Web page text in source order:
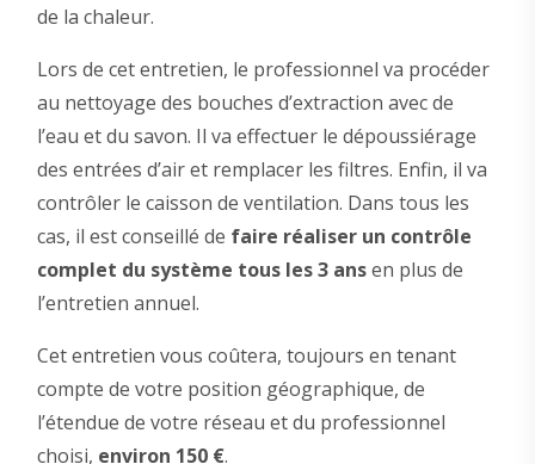
de la chaleur.
Lors de cet entretien, le professionnel va procéder
au nettoyage des bouches d’extraction avec de
l’eau et du savon. Il va effectuer le dépoussiérage
des entrées d’air et remplacer les filtres. Enfin, il va
contrôler le caisson de ventilation. Dans tous les
cas, il est conseillé de faire réaliser un contrôle
complet du système tous les 3 ansen plus de
l’entretien annuel.
Cet entretien vous coûtera, toujours en tenant
compte de votre position géographique, de
l’étendue de votre réseau et du professionnel
choisi, environ 150 €.